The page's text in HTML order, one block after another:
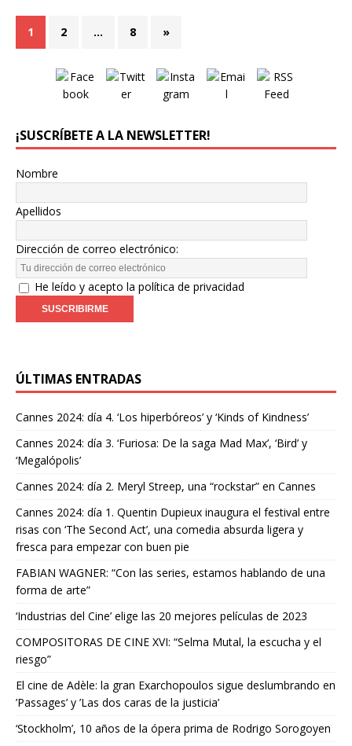
1 2 … 8 »
¡SUSCRÍBETE A LA NEWSLETTER!
Nombre
Apellidos
Dirección de correo electrónico:
He leído y acepto la política de privacidad
ÚLTIMAS ENTRADAS
Cannes 2024: día 4. ‘Los hiperbóreos’ y ‘Kinds of Kindness’
Cannes 2024: día 3. ‘Furiosa: De la saga Mad Max’, ‘Bird’ y
‘Megalópolis’
Cannes 2024: día 2. Meryl Streep, una “rockstar” en Cannes
Cannes 2024: día 1. Quentin Dupieux inaugura el festival entre
risas con ‘The Second Act’, una comedia absurda ligera y
fresca para empezar con buen pie
FABIAN WAGNER: “Con las series, estamos hablando de una
forma de arte”
‘Industrias del Cine’ elige las 20 mejores películas de 2023
COMPOSITORAS DE CINE XVI: “Selma Mutal, la escucha y el
riesgo”
El cine de Adèle: la gran Exarchopoulos sigue deslumbrando en
’Passages’ y ’Las dos caras de la justicia’
‘Stockholm’, 10 años de la ópera prima de Rodrigo Sorogoyen